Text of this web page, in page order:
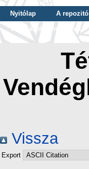
Nyitólap A
Tallózás dátum szerint
Vissza
Export